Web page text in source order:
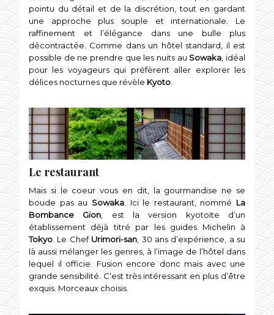
pointu du détail et de la discrétion, tout en gardant
une approche plus souple et internationale. Le
raffinement et l’élégance dans une bulle plus
décontractée. Comme dans un hôtel standard, il est
possible de ne prendre que les nuits au Sowaka , idéal
pour les voyageurs qui préfèrent aller explorer les
délices nocturnes que révèle Kyoto
Le restaurant
Mais si le coeur vous en dit, la gourmandise ne se
boude pas au Sowaka. Ici le restaurant, nommé La
Bombance Gion , est la version kyotoïte d’un
établissement déjà titré par les guides Michelin à
Tokyo . Le Chef Urimori-san , 30 ans d’expérience, a su
là aussi mélanger les genres, à l’image de l’hôtel dans
lequel il officie. Fusion encore donc mais avec une
grande sensibilité. C’est très intéressant en plus d’être
exquis. Morceaux choisis.